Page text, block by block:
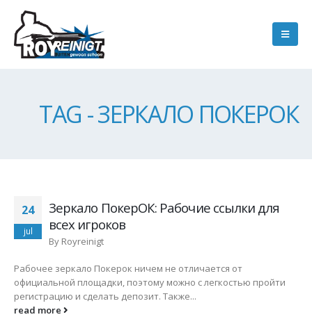
TAG - ЗЕРКАЛО ПОКЕРОК
24
jul
Зеркало ПокерОК: Рабочие ссылки для
всех игроков
By Royreinigt
Рабочее зеркало Покерок ничем не отличается от
официальной площадки, поэтому можно с легкостью пройти
регистрацию и сделать депозит. Также...
read more